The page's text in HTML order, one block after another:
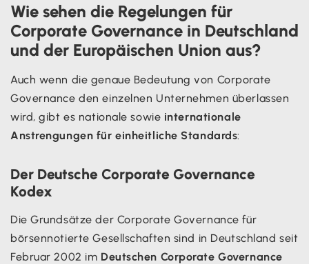
Wie sehen die Regelungen für
Corporate Governance in Deutschland
und der Europäischen Union aus?
Auch wenn die genaue Bedeutung von Corporate
Governance den einzelnen Unternehmen überlassen
wird, gibt es nationale sowie internationale
Anstrengungen für einheitliche Standards:
Der Deutsche Corporate Governance
Kodex
Die Grundsätze der Corporate Governance für
börsennotierte Gesellschaften sind in Deutschland seit
Februar 2002 im Deutschen Corporate Governance